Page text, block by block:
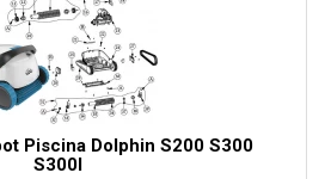
Piscina Dolphin S200 S300
S300I